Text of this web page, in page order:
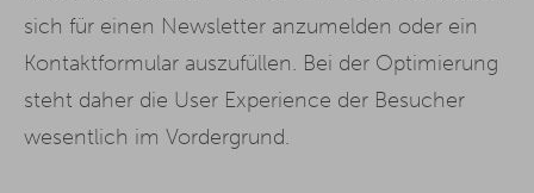
sich für einen Newsletter anzumelden oder ein
Kontaktformular auszufüllen. Bei der Optimierung
steht daher die User Experience der Besucher
wesentlich im Vordergrund.